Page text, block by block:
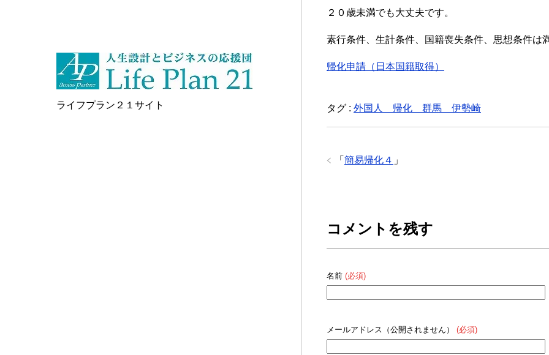
２０歳未満でも大丈夫です。
素行条件、生計条件、国籍喪失条件、思想条件は
帰化申請（日本国籍取得）
タグ : 外国人 帰化 群馬 伊勢崎
「 簡易帰化４ 」
コメントを残す
名前 (必須)
メールアドレス（公開されません） (必須)
ライフプラン２１サイト